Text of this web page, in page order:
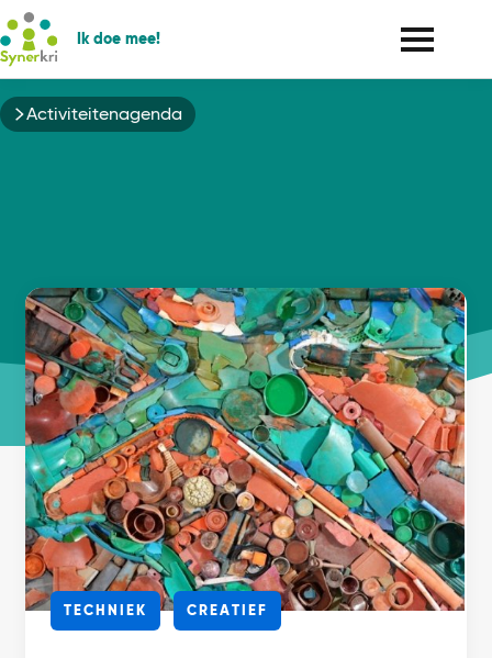
Ik doe mee!
Kruimelpad
Activiteitenagenda
TECHNIEK CREATIEF